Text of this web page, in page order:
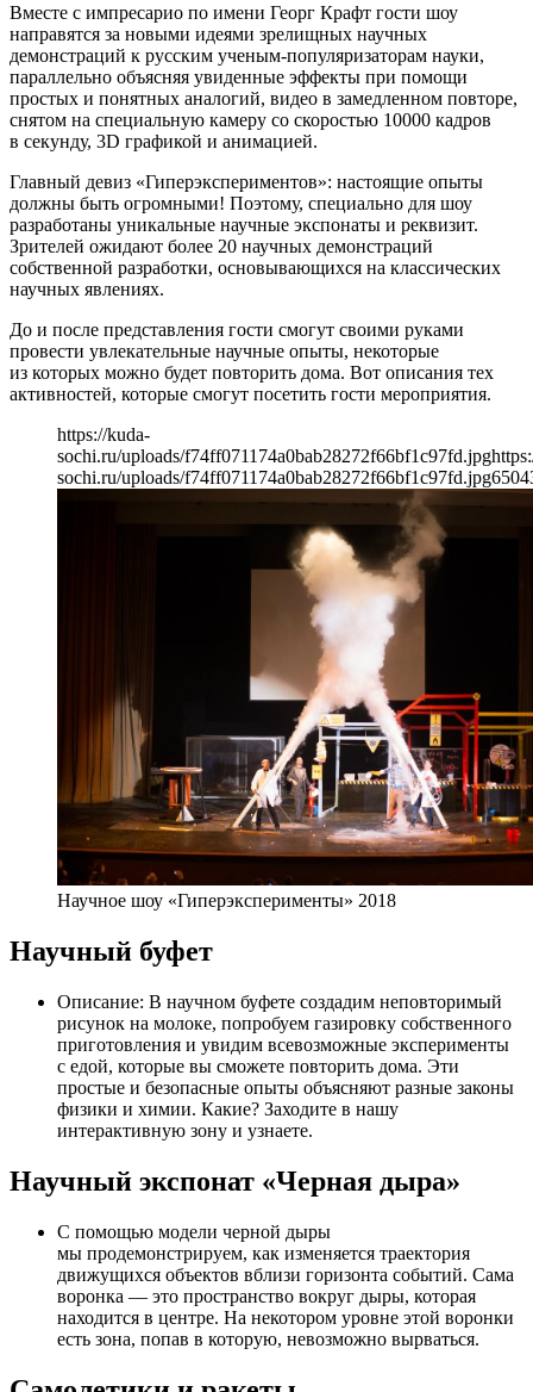
Вместе с импресарио по имени Георг Крафт гости шоу
направятся за новыми идеями зрелищных научных
демонстраций к русским ученым-популяризаторам науки,
параллельно объясняя увиденные эффекты при помощи
простых и понятных аналогий, видео в замедленном повторе,
снятом на специальную камеру со скоростью 10000 кадров
в секунду, 3D графикой и анимацией.
Главный девиз «Гиперэкспериментов»: настоящие опыты
должны быть огромными! Поэтому, специально для шоу
разработаны уникальные научные экспонаты и реквизит.
Зрителей ожидают более 20 научных демонстраций
собственной разработки, основывающихся на классических
научных явлениях.
До и после представления гости смогут своими руками
провести увлекательные научные опыты, некоторые
из которых можно будет повторить дома. Вот описания тех
активностей, которые смогут посетить гости мероприятия.
https://kuda-
sochi.ru/uploads/f74ff071174a0bab28272f66bf1c97fd.jpg
sochi.ru/uploads/f74ff071174a0bab28272f66bf1c97fd.jpg650
Научное шоу «Гиперэксперименты» 2018
Научный буфет
Описание: В научном буфете создадим неповторимый
рисунок на молоке, попробуем газировку собственного
приготовления и увидим всевозможные эксперименты
с едой, которые вы сможете повторить дома. Эти
простые и безопасные опыты объясняют разные законы
физики и химии. Какие? Заходите в нашу
интерактивную зону и узнаете.
Научный экспонат «Черная дыра»
С помощью модели черной дыры
мы продемонстрируем, как изменяется траектория
движущихся объектов вблизи горизонта событий. Сама
воронка — это пространство вокруг дыры, которая
находится в центре. На некотором уровне этой воронки
есть зона, попав в которую, невозможно вырваться.